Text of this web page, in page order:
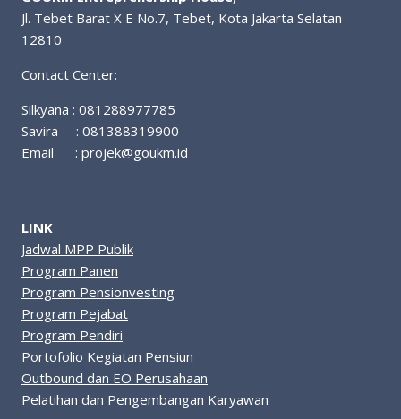
Jl. Tebet Barat X E No.7, Tebet, Kota Jakarta Selatan
12810
Contact Center:
Silkyana : 081288977785
Savira : 081388319900
Email : projek@goukm.id
LINK
Jadwal MPP Publik
Program Panen
Program Pensionvesting
Program Pejabat
Program Pendiri
Portofolio Kegiatan Pensiun
Outbound dan EO Perusahaan
Pelatihan dan Pengembangan Karyawan